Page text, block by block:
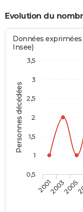
Evolution du
Personnes décédées
Données
Insee)
200120032005
0,5
1
1,5
2
2,5
3
3,5